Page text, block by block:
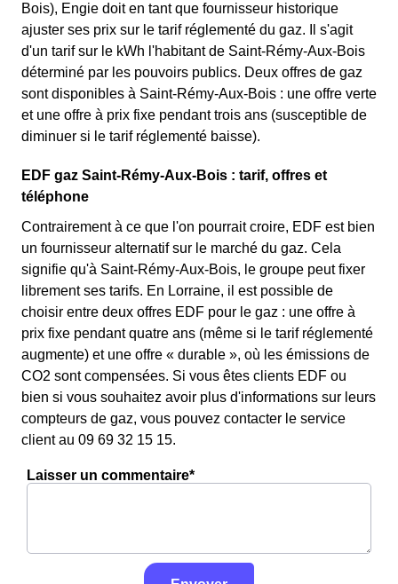
Bois), Engie doit en tant que fournisseur historique
ajuster ses prix sur le tarif réglementé du gaz. Il s'agit
d'un tarif sur le kWh l'habitant de Saint-Rémy-Aux-Bois
déterminé par les pouvoirs publics. Deux offres de gaz
sont disponibles à Saint-Rémy-Aux-Bois : une offre verte
et une offre à prix fixe pendant trois ans (susceptible de
diminuer si le tarif réglementé baisse).
EDF gaz Saint-Rémy-Aux-Bois : tarif, offres et
téléphone
Contrairement à ce que l'on pourrait croire, EDF est bien
un fournisseur alternatif sur le marché du gaz. Cela
signifie qu'à Saint-Rémy-Aux-Bois, le groupe peut fixer
librement ses tarifs. En Lorraine, il est possible de
choisir entre deux offres EDF pour le gaz : une offre à
prix fixe pendant quatre ans (même si le tarif réglementé
augmente) et une offre « durable », où les émissions de
CO2 sont compensées. Si vous êtes clients EDF ou
bien si vous souhaitez avoir plus d'informations sur leurs
compteurs de gaz, vous pouvez contacter le service
client au 09 69 32 15 15.
Laisser un commentaire*